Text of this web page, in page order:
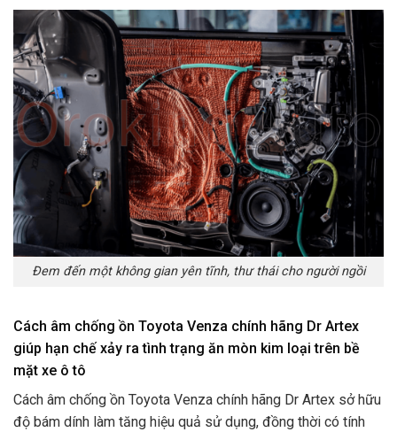
Đem đến một không gian yên tĩnh, thư thái cho người ngồi
Cách âm chống ồn Toyota Venza chính hãng Dr Artex
giúp hạn chế xảy ra tình trạng ăn mòn kim loại trên bề
mặt xe ô tô
Cách âm chống ồn Toyota Venza chính hãng Dr Artex sở hữu
độ bám dính làm tăng hiệu quả sử dụng, đồng thời có tính